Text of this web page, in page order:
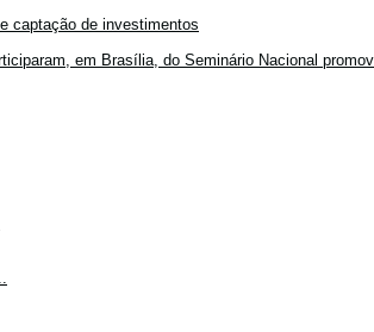
captação de investimentos
em Brasília, do Seminário Nacional